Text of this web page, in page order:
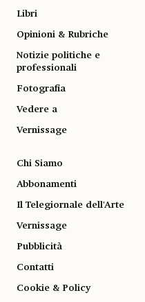
Libri
Opinioni & Rubriche
Notizie politiche e
professionali
Fotografia
Vedere a
Vernissage
Chi Siamo
Abbonamenti
Il Telegiornale dell'Arte
Vernissage
Pubblicità
Contatti
Cookie & Policy